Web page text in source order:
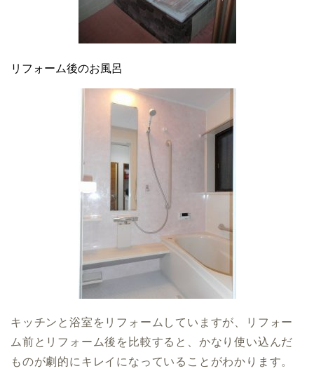
リフォーム後のお風呂
キッチンと浴室をリフォームしていますが、リフォー
ム前とリフォーム後を比較すると、かなり使い込んだ
ものが劇的にキレイになっていることがわかります。